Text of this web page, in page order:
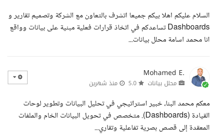
السلام عليكم اهلا بيكم جميعا اتشرف بالتعاون مع الشركة وتصميم تقارير و
Dashboards تساعدكم في اتخاذ قرارات فعلية مبنية على بيانات وواقع
انا محمد اسامة محلل بيانات...
Mohamed E.
محلل بيانات منذ شهرين
معكم محمد البنا، خبير استراتيجي في تحليل البيانات وتطوير لوحات
القيادة (Dashboards). متخصص في تحويل البيانات الخام والملفات
المعقدة إلى قصص بصرية تفاعلية وتقاري...